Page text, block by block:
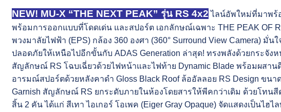
NEW! MU-X “THE NEXT PEAK” รุ่น RS 4x2 ไลน์อัพใหม่ที่มาพร้อ
พร้อมการออกแบบที่โดดเด่น และสปอร์ต เอกลักษณ์เฉพาะ THE PEAK OF
พวงมาลัยไฟฟ้า (EPS) กล้อง 360 องศา (360° Surround View Camera) มั่
ปลอดภัยให้เหนือไปอีกขั้นกับ ADAS Generation ล่าสุด! ทรงพลังด้วยกระจัง
สัญลักษณ์ RS โฉบเฉี่ยวด้วยไฟหน้าและไฟท้าย Dynamic Blade พร้อมผสาน
อารมณ์สปอร์ตด้วยหลังคาดำ Gloss Black Roof ล้ออัลลอย RS Design ขนา
Garnish สัญลักษณ์ RS ยกระดับภายในห้องโดยสารให้พีคกว่าเดิม ด้วยโทน
สิ้น 2 คัน ได้แก่ สีเทา ไอเกอร์ โอเพค (Eiger Gray Opaque) จัดแสดงเป็นไ